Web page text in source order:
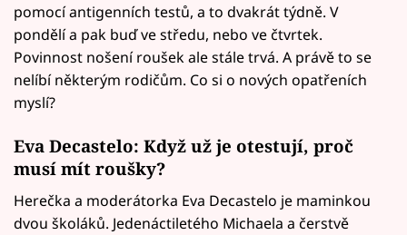
pomocí antigenních testů, a to dvakrát týdně. V
pondělí a pak buď ve středu, nebo ve čtvrtek.
Povinnost nošení roušek ale stále trvá. A právě to se
nelíbí některým rodičům. Co si o nových opatřeních
myslí?
Eva Decastelo: Když už je otestují, proč
musí mít roušky?
Herečka a moderátorka Eva Decastelo je maminkou
dvou školáků. Jedenáctiletého Michaela a čerstvě